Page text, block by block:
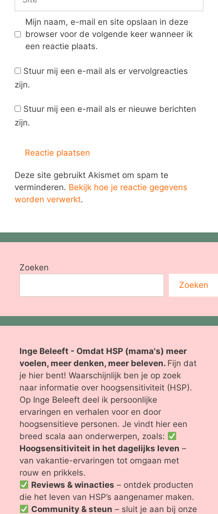
Mijn naam, e-mail en site opslaan in deze
browser voor de volgende keer wanneer ik
een reactie plaats.
Stuur mij een e-mail als er vervolgreacties
zijn.
Stuur mij een e-mail als er nieuwe berichten
zijn.
Deze site gebruikt Akismet om spam te
verminderen. Bekijk hoe je reactie gegevens
worden verwerkt.
Zoeken
Zoeken
Inge Beleeft - Omdat HSP (mama's) meer
voelen, meer denken, meer beleven. Fijn dat
je hier bent! Waarschijnlijk ben je op zoek
naar informatie over hoogsensitiviteit (HSP).
Op Inge Beleeft deel ik persoonlijke
ervaringen en verhalen voor en door
hoogsensitieve personen. Je vindt hier een
breed scala aan onderwerpen, zoals:
Hoogsensitiviteit in het dagelijks leven –
van vakantie-ervaringen tot omgaan met
rouw en prikkels.
Reviews & winacties – ontdek producten
die het leven van HSP’s aangenamer maken.
Community & steun – sluit je aan bij onze